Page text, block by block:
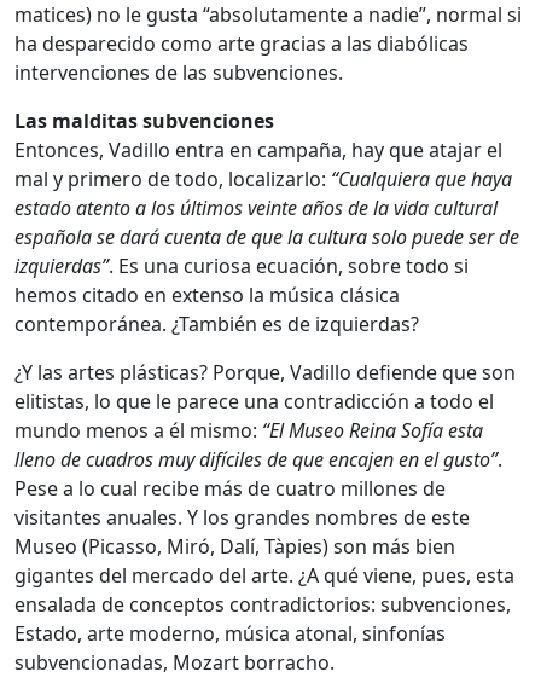
matices) no le gusta “absolutamente a nadie”, normal si
ha desparecido como arte gracias a las diabólicas
intervenciones de las subvenciones.
Las malditas subvenciones
Entonces, Vadillo entra en campaña, hay que atajar el
mal y primero de todo, localizarlo: “Cualquiera que haya
estado atento a los últimos veinte años de la vida cultural
española se dará cuenta de que la cultura solo puede ser de
izquierdas”. Es una curiosa ecuación, sobre todo si
hemos citado en extenso la música clásica
contemporánea. ¿También es de izquierdas?
¿Y las artes plásticas? Porque, Vadillo defiende que son
elitistas, lo que le parece una contradicción a todo el
mundo menos a él mismo: “El Museo Reina Sofía esta
lleno de cuadros muy difíciles de que encajen en el gusto”.
Pese a lo cual recibe más de cuatro millones de
visitantes anuales. Y los grandes nombres de este
Museo (Picasso, Miró, Dalí, Tàpies) son más bien
gigantes del mercado del arte. ¿A qué viene, pues, esta
ensalada de conceptos contradictorios: subvenciones,
Estado, arte moderno, música atonal, sinfonías
subvencionadas, Mozart borracho.